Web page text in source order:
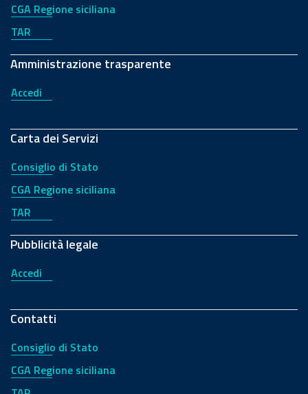
CGA Regione siciliana
TAR
Amministrazione trasparente
Accedi
Carta dei Servizi
Consiglio di Stato
CGA Regione siciliana
TAR
Pubblicità legale
Accedi
Contatti
Consiglio di Stato
CGA Regione siciliana